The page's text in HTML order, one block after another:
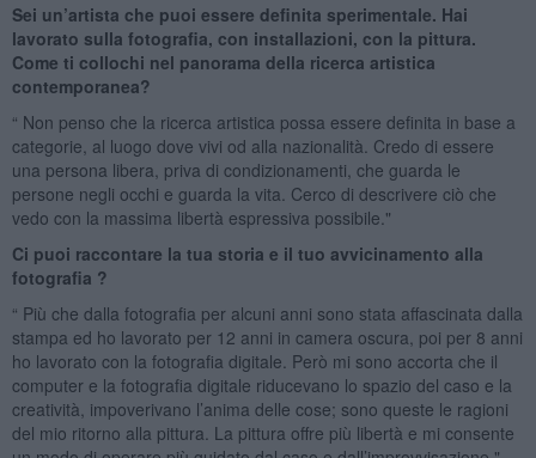
Sei un’artista che puoi essere definita sperimentale. Hai
lavorato sulla fotografia, con installazioni, con la pittura.
Come ti collochi nel panorama della ricerca artistica
contemporanea?
“ Non penso che la ricerca artistica possa essere definita in base a
categorie, al luogo dove vivi od alla nazionalità. Credo di essere
una persona libera, priva di condizionamenti, che guarda le
persone negli occhi e guarda la vita. Cerco di descrivere ciò che
vedo con la massima libertà espressiva possibile."
Ci puoi raccontare la tua storia e il tuo avvicinamento alla
fotografia ?
“ Più che dalla fotografia per alcuni anni sono stata affascinata dalla
stampa ed ho lavorato per 12 anni in camera oscura, poi per 8 anni
ho lavorato con la fotografia digitale. Però mi sono accorta che il
computer e la fotografia digitale riducevano lo spazio del caso e la
creatività, impoverivano l’anima delle cose; sono queste le ragioni
del mio ritorno alla pittura. La pittura offre più libertà e mi consente